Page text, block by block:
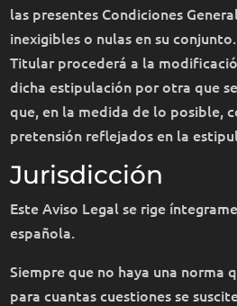
las presentes Condiciones
inexigibles o nulas en su
Titular procederá a la
dicha estipulación por otra que
que, en la medida de lo posible,
pretensión reflejados en la
Jurisdicción
Este Aviso Legal se rige
española.
Siempre que no haya una norma
para cuantas cuestiones se